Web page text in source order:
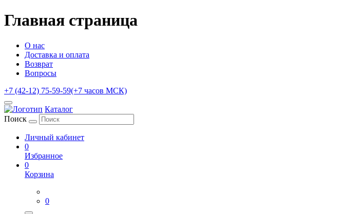
Главная страница
О нас
Доставка и оплата
Возврат
Вопросы
+7 (42-12) 75-59-59(+7 часов МСК)
Каталог
Поиск
Личный кабинет
0
Избранное
0
Корзина
0